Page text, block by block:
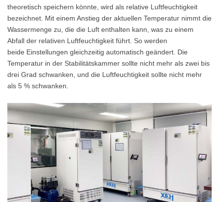
theoretisch speichern könnte, wird als relative Luftfeuchtigkeit
bezeichnet. Mit einem Anstieg der aktuellen Temperatur nimmt die
Wassermenge zu, die die Luft enthalten kann, was zu einem
Abfall der relativen Luftfeuchtigkeit führt. So werden
beide Einstellungen gleichzeitig automatisch geändert. Die
Temperatur in der Stabilitätskammer sollte nicht mehr als zwei bis
drei Grad schwanken, und die Luftfeuchtigkeit sollte nicht mehr
als 5 % schwanken.